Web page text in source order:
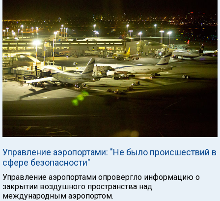
Управление аэропортами: "Не было происшествий в
сфере безопасности"
Управление аэропортами опровергло информацию о
закрытии воздушного пространства над
международным аэропортом.